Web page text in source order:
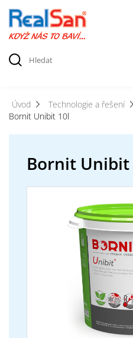
Úvod Technologie a řešení
Bornit Unibit 10l
Bornit Unibit